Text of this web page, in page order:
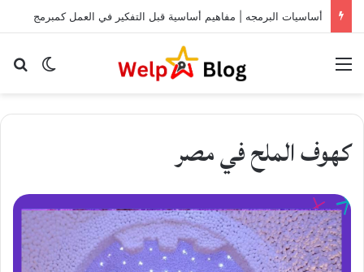
أساسيات البرمجه | مفاهيم أساسية قبل التفكير في العمل كمبرمج
الوضع Menu
كهوف الملح في مصر